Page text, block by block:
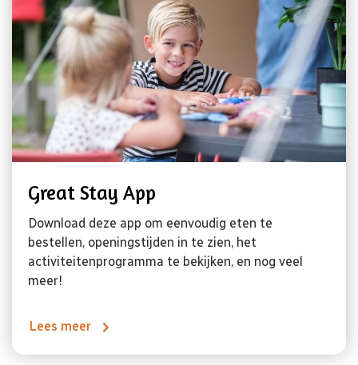
Great Stay App
Download deze app om eenvoudig eten te
bestellen, openingstijden in te zien, het
activiteitenprogramma te bekijken, en nog veel
meer!
Lees meer